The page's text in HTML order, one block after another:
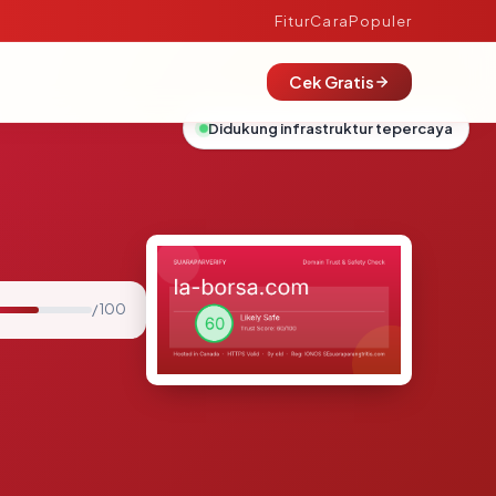
FiturCaraPopuler
Cek Gratis
/ 100
Didukung infrastruktur tepercaya